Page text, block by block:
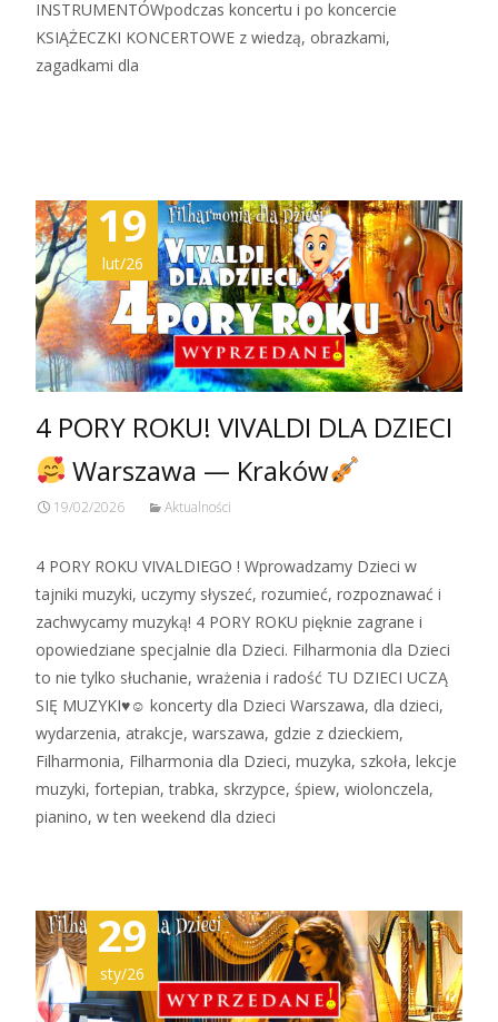
INSTRUMENTÓWpodczas koncertu i po koncercie
KSIĄŻECZKI KONCERTOWE z wiedzą, obrazkami,
zagadkami dla
19
lut/26
4 PORY ROKU! VIVALDI DLA DZIECI
Warszawa — Kraków
19/02/2026 Aktualności
4 PORY ROKU VIVALDIEGO ! Wprowadzamy Dzieci w
tajniki muzyki, uczymy słyszeć, rozumieć, rozpoznawać i
zachwycamy muzyką! 4 PORY ROKU pięknie zagrane i
opowiedziane specjalnie dla Dzieci. Filharmonia dla Dzieci
to nie tylko słuchanie, wrażenia i radość TU DZIECI UCZĄ
SIĘ MUZYKI♥☺ koncerty dla Dzieci Warszawa, dla dzieci,
wydarzenia, atrakcje, warszawa, gdzie z dzieckiem,
Filharmonia, Filharmonia dla Dzieci, muzyka, szkoła, lekcje
muzyki, fortepian, trabka, skrzypce, śpiew, wiolonczela,
pianino, w ten weekend dla dzieci
29
sty/26